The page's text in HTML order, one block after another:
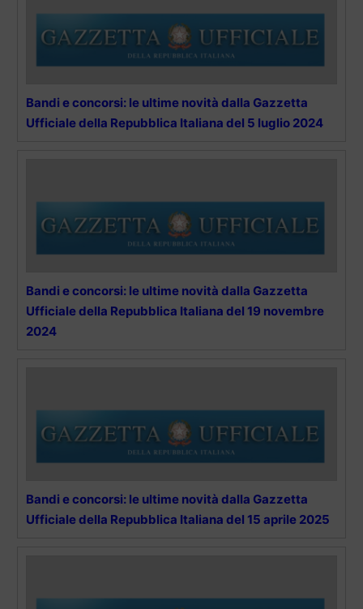
Bandi e concorsi: le ultime novità dalla Gazzetta
Ufficiale della Repubblica Italiana del 5 luglio 2024
Bandi e concorsi: le ultime novità dalla Gazzetta
Ufficiale della Repubblica Italiana del 19 novembre
2024
Bandi e concorsi: le ultime novità dalla Gazzetta
Ufficiale della Repubblica Italiana del 15 aprile 2025